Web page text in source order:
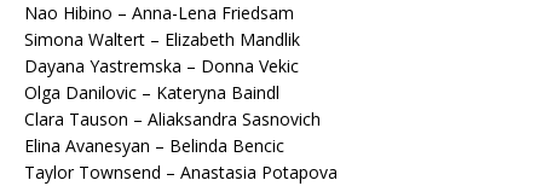
Nao Hibino – Anna-Lena Friedsam
Simona Waltert – Elizabeth Mandlik
Dayana Yastremska – Donna Vekic
Olga Danilovic – Kateryna Baindl
Clara Tauson – Aliaksandra Sasnovich
Elina Avanesyan – Belinda Bencic
Taylor Townsend – Anastasia Potapova